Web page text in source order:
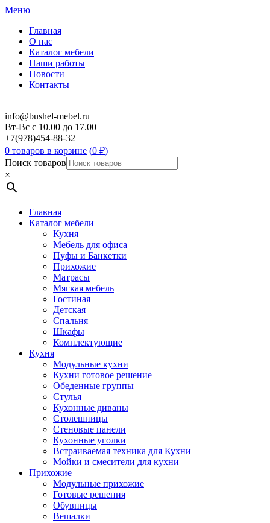
Меню
Главная
О нас
Каталог мебели
Наши работы
Новости
Контакты
info@bushel-mebel.ru
Вт-Вс c 10.00 до 17.00
+7(978)454-88-32
0 товаров в корзине (0 ₽)
Поиск товаров
×
Главная
Каталог мебели
Кухня
Мебель для офиса
Пуфы и Банкетки
Прихожие
Матрасы
Мягкая мебель
Гостиная
Детская
Спальня
Шкафы
Комплектующие
Кухня
Модульные кухни
Кухни готовое решение
Обеденные группы
Стулья
Кухонные диваны
Столешницы
Стеновые панели
Кухонные уголки
Встраиваемая техника для Кухни
Мойки и смесители для кухни
Прихожие
Модульные прихожие
Готовые решения
Обувницы
Вешалки